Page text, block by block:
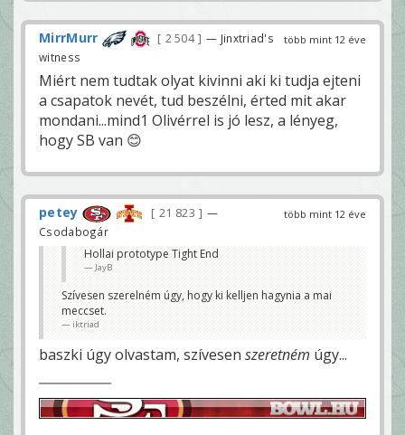
több mint 12 éve
MirrMurr 2 504
— Jinxtriad's
witness
Miért nem tudtak olyat kivinni aki ki tudja ejteni
a csapatok nevét, tud beszélni, érted mit akar
mondani...mind1 Olivérrel is jó lesz, a lényeg,
hogy SB van 😊
több mint 12 éve
petey 21 823
—
Csodabogár
Hollai prototype Tight End
JayB
Szívesen szerelném úgy, hogy ki kelljen hagynia a mai
meccset.
iktriad
baszki úgy olvastam, szívesen szeretném úgy...